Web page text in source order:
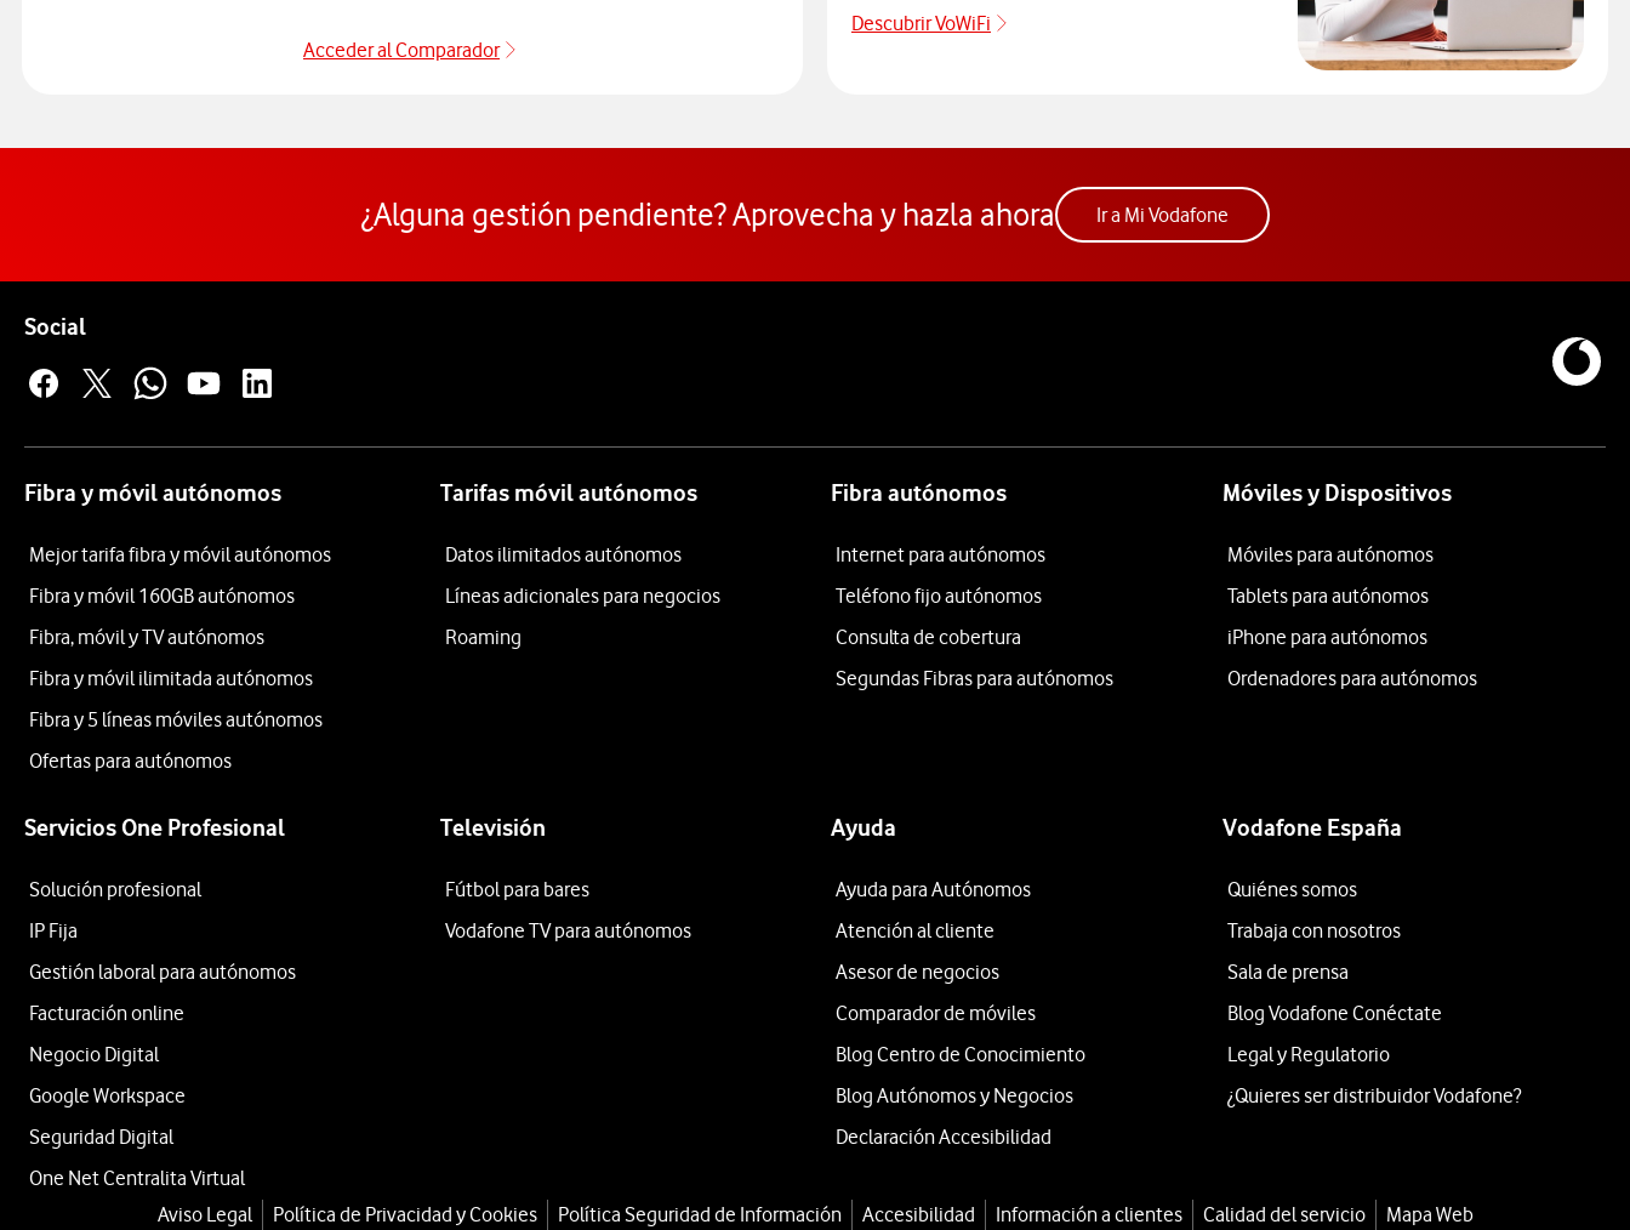
Acceder al Comparador
Descubrir VoWiFi
Pulsar para consultar el servicio que soluciona tus problemas de
¿Alguna gestión pendiente? Aprovecha y hazla ahora Ir a Mi VodafoneAcceder a la app Mi Vodafone. Abre ventana
SocialEnlaces a las redes sociales de Vodafone
Fibra y móvil autónomos
Mejor tarifa fibra y móvil autónomos
Fibra y móvil 160GB autónomos
Fibra, móvil y TV autónomos
Fibra y móvil ilimitada autónomos
Fibra y 5 líneas móviles autónomos
Ofertas para autónomos
Tarifas móvil autónomos
Datos ilimitados autónomos
Líneas adicionales para negocios
Roaming
Fibra autónomos
Internet para autónomos
Teléfono fijo autónomos
Consulta de cobertura
Segundas Fibras para autónomos
Móviles y Dispositivos
Móviles para autónomos
Tablets para autónomos
iPhone para autónomos
Ordenadores para autónomos
Servicios One Profesional
Solución profesional
IP Fija
Gestión laboral para autónomos
Facturación online
Negocio Digital
Google Workspace
Seguridad Digital
One Net Centralita Virtual
Televisión
Fútbol para bares
Vodafone TV para autónomos
Ayuda
Ayuda para Autónomos
Atención al cliente
Asesor de negocios
Comparador de móviles
Blog Centro de Conocimiento
Blog Autónomos y Negocios
Declaración Accesibilidad
Vodafone España
Quiénes somos
Trabaja con nosotros
Sala de prensa
Blog Vodafone Conéctate
Legal y Regulatorio
¿Quieres ser distribuidor Vodafone?
Aviso Legal Política de Privacidad y Cookies Política Seguridad de Información Accesibilidad Información a clientes Calidad del servicio Mapa Web